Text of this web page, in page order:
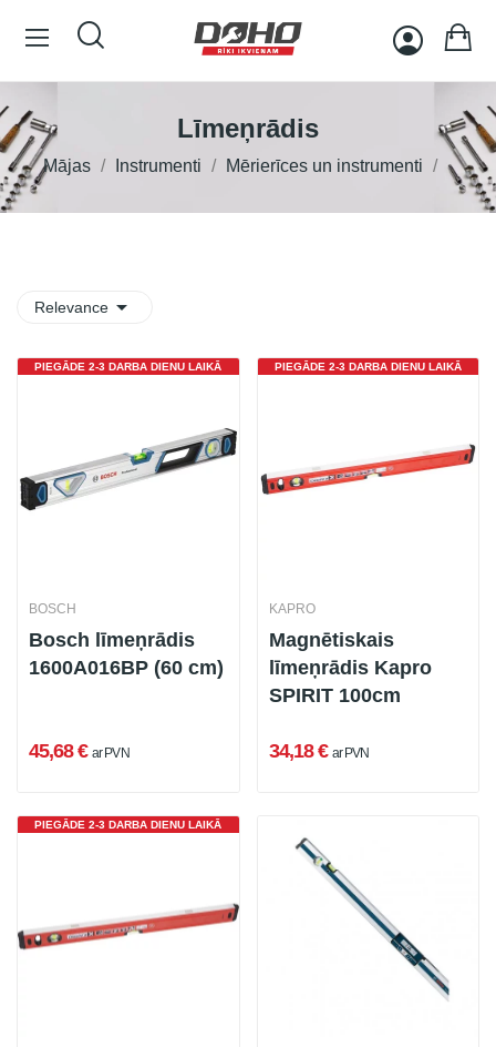
Līmeņrādis
Mājas Instrumenti Mērierīces un instrumenti
Relevance 
PIEGĀDE 2-3 DARBA DIENU LAIKĀ
BOSCH
Bosch līmeņrādis
1600A016BP (60 cm)
45,68 € ar PVN
PIEGĀDE 2-3 DARBA DIENU LAIKĀ
KAPRO
Magnētiskais
līmeņrādis Kapro
SPIRIT 100cm
34,18 € ar PVN
PIEGĀDE 2-3 DARBA DIENU LAIKĀ